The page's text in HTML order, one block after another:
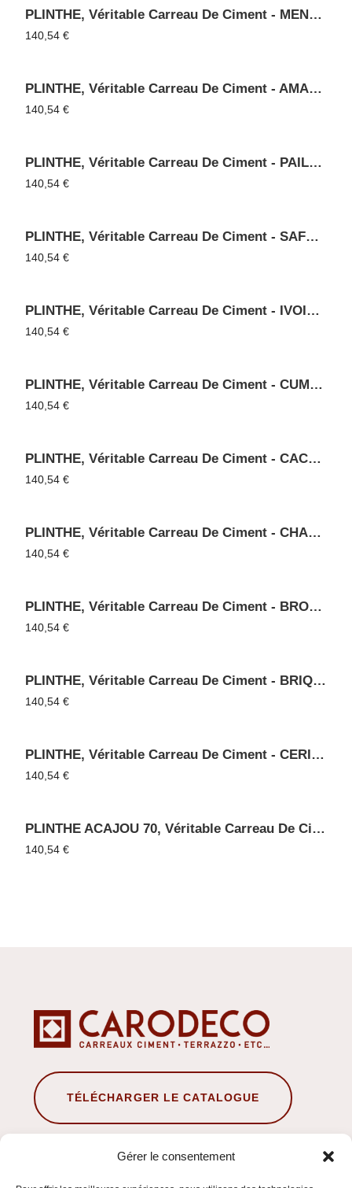
Gérer le consentement
PLINTHE, Véritable Carreau De Ciment - MENTHE 65
140,54€
PLINTHE, Véritable Carreau De Ciment - AMANDE 53
140,54€
PLINTHE, Véritable Carreau De Ciment - PAILLE 20
140,54€
PLINTHE, Véritable Carreau De Ciment - SAFRAN 25
140,54€
PLINTHE, Véritable Carreau De Ciment - IVOIRE 18
140,54€
PLINTHE, Véritable Carreau De Ciment - CUMIN 27
140,54€
PLINTHE, Véritable Carreau De Ciment - CACHOU 47
140,54€
PLINTHE, Véritable Carreau De Ciment - CHANVRE 42
140,54€
PLINTHE, Véritable Carreau De Ciment - BRONZE 76
140,54€
PLINTHE, Véritable Carreau De Ciment - BRIQUE 75
140,54€
PLINTHE, Véritable Carreau De Ciment - CERISE 40
140,54€
PLINTHE ACAJOU 70, Véritable Carreau De Ciment
140,54€
TÉLÉCHARGER LE CATALOGUE
À propos de nous